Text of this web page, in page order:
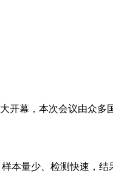
开幕，本次会议由众
本量少、检测快速，